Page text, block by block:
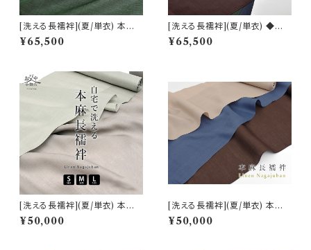
[洗える長襦袢](夏/単衣) 本麻
長襦袢 越後 小千谷 高級長襦袢
麻 100％ (商品番号:20765)
¥65,500
[洗える長襦袢](夏/単衣) ◆男
性用◆ 自宅で洗える！ 新潟 越
後 小千谷 (全3色) 本麻 (商品
¥65,500
[洗える長襦袢](夏/単衣) 本麻
長襦袢 自宅で洗える天然素材
志賀麻 (商品番号:17670)
¥50,000
[洗える長襦袢](夏/単衣) 本麻
長襦袢 自宅で洗える天然素材
志賀麻 (商品番号:15753)
¥50,000